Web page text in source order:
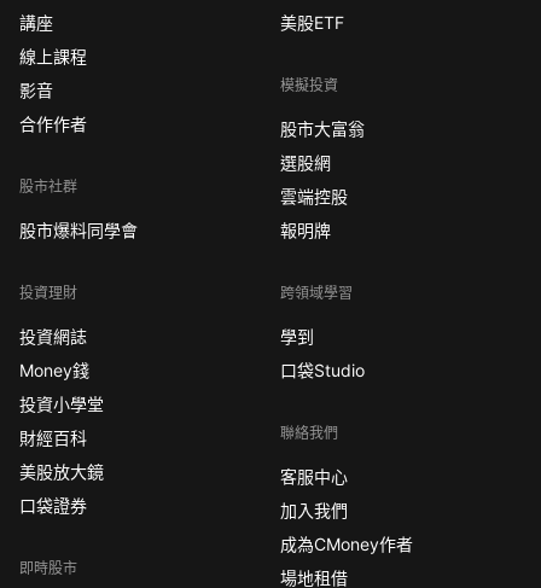
講座
線上課程
影音
合作作者
股市社群
股市爆料同學會
投資理財
投資網誌
Money錢
投資小學堂
財經百科
美股放大鏡
口袋證券
即時股市
美股ETF
模擬投資
股市大富翁
選股網
雲端控股
報明牌
跨領域學習
學到
口袋Studio
聯絡我們
客服中心
加入我們
成為CMoney作者
場地租借